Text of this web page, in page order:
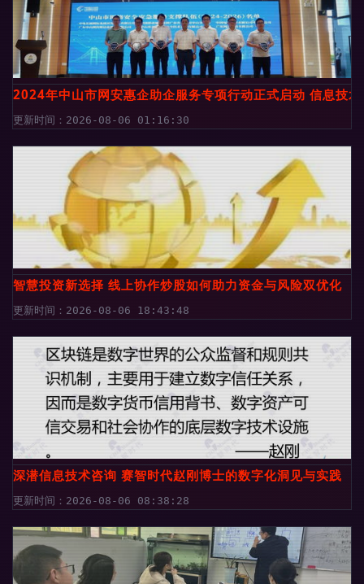
2024年中山市网安惠企助企服务专项行动正式启动 信息技
更新时间：2026-08-06 01:16:30
智慧投资新选择 线上协作炒股如何助力资金与风险双优化
更新时间：2026-08-06 18:43:48
深潜信息技术咨询 赛智时代赵刚博士的数字化洞见与实践
更新时间：2026-08-06 08:38:28